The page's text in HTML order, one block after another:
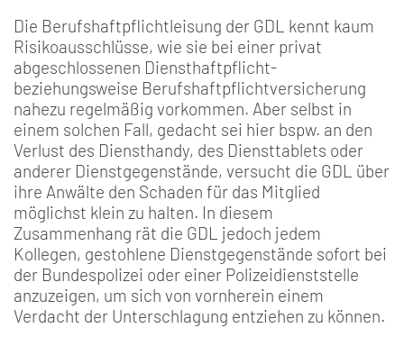
Die Berufshaftpflichtleisung der GDL kennt kaum
Risikoausschlüsse, wie sie bei einer privat
abgeschlossenen Diensthaftpflicht-
beziehungsweise Berufshaftpflichtversicherung
nahezu regelmäßig vorkommen. Aber selbst in
einem solchen Fall, gedacht sei hier bspw. an den
Verlust des Diensthandy, des Diensttablets oder
anderer Dienstgegenstände, versucht die GDL über
ihre Anwälte den Schaden für das Mitglied
möglichst klein zu halten. In diesem
Zusammenhang rät die GDL jedoch jedem
Kollegen, gestohlene Dienstgegenstände sofort bei
der Bundespolizei oder einer Polizeidienststelle
anzuzeigen, um sich von vornherein einem
Verdacht der Unterschlagung entziehen zu können.